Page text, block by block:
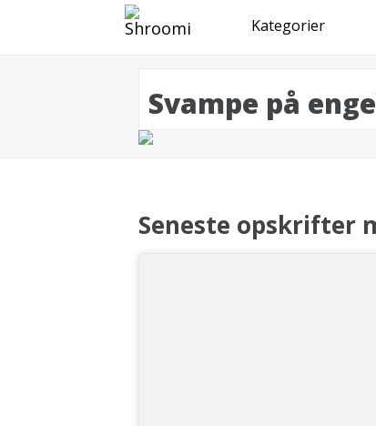
Kategorier
Svampe på
Seneste opskrifter